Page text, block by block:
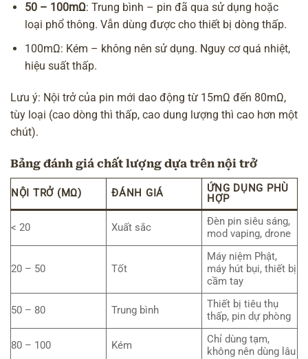
50 – 100mΩ: Trung bình – pin đã qua sử dụng hoặc
loại phổ thông. Vẫn dùng được cho thiết bị dòng thấp.
100mΩ: Kém – không nên sử dụng. Nguy cơ quá nhiệt,
hiệu suất thấp.
Lưu ý: Nội trở của pin mới dao động từ 15mΩ đến 80mΩ,
tùy loại (cao dòng thì thấp, cao dung lượng thì cao hơn một
chút).
Bảng đánh giá chất lượng dựa trên nội trở
NỘI TRỞ (MΩ) ĐÁNH GIÁ
ỨNG DỤNG PHÙ
HỢP
< 20 Xuất sắc
Đèn pin siêu sáng,
mod vaping, drone
20 – 50 Tốt
Máy niệm Phật,
máy hút bụi, thiết bị
cầm tay
50 – 80 Trung bình
Thiết bị tiêu thụ
thấp, pin dự phòng
80 – 100 Kém
Chỉ dùng tạm,
không nên dùng lâu